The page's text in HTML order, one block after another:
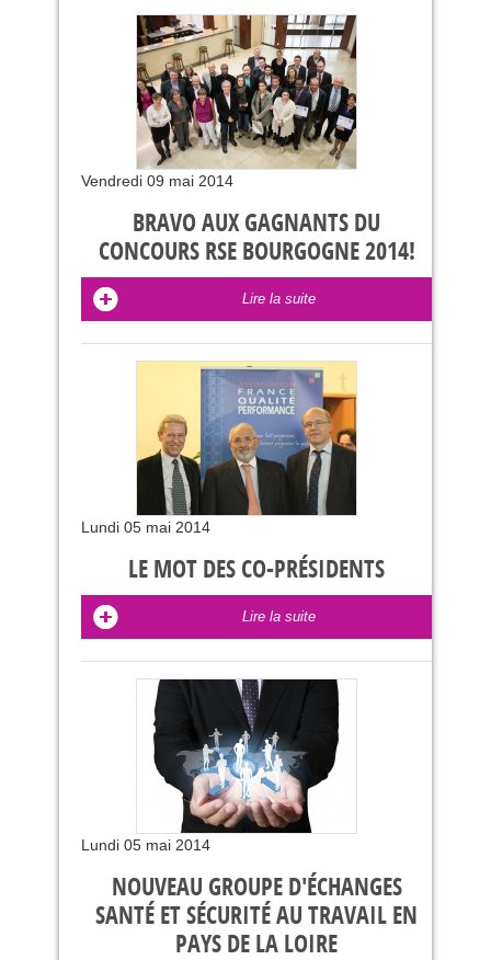
Vendredi 09 mai 2014
BRAVO AUX GAGNANTS DU
CONCOURS RSE BOURGOGNE 2014!
Lire la suite
Lundi 05 mai 2014
LE MOT DES CO-PRÉSIDENTS
Lire la suite
Lundi 05 mai 2014
NOUVEAU GROUPE D'ÉCHANGES
SANTÉ ET SÉCURITÉ AU TRAVAIL EN
PAYS DE LA LOIRE